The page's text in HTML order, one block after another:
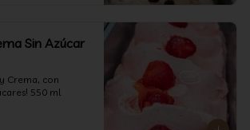
Sin Azúcar
Crema, con
550 ml